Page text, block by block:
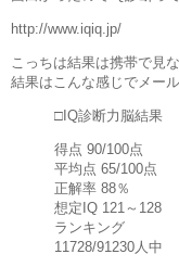
http://www.iqiq.jp/
こっちは結果は携帯で見
結果はこんな感じでメー
□IQ診断力脳結果
得点 90/100点
平均点 65/100点
正解率 88％
想定IQ 121～128
ランキング
11728/91230人中